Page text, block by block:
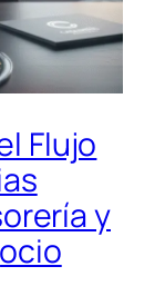
Flujo
y